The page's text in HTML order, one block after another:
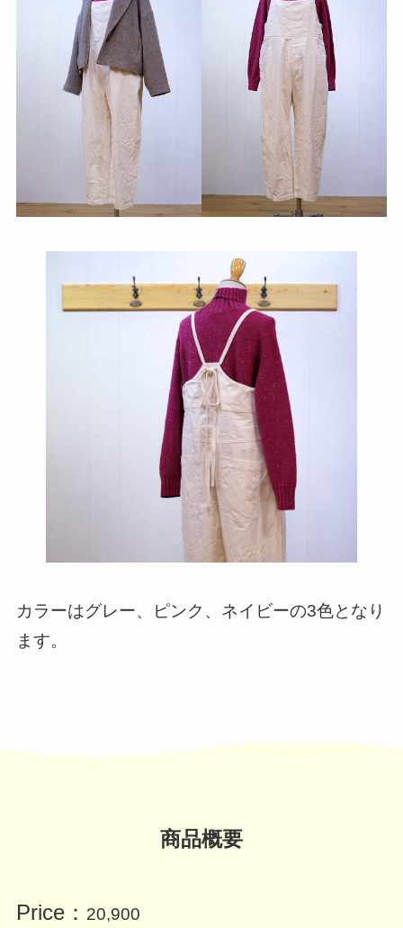
カラーはグレー、ピンク、ネイビーの3色となり
ます。
商品概要
Price： 20,900